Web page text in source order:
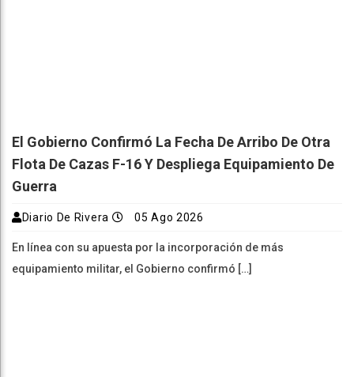
El Gobierno Confirmó La Fecha De Arribo De Otra
Flota De Cazas F-16 Y Despliega Equipamiento De
Guerra
Diario De Rivera 05 Ago 2026
En línea con su apuesta por la incorporación de más
equipamiento militar, el Gobierno confirmó […]